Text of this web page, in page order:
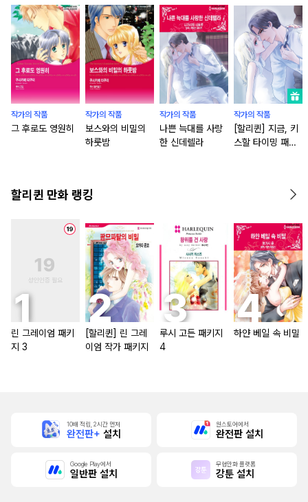
작가의 작품
그 후로도 영원히
작가의 작품
보스와의 비밀의
하룻밤
작가의 작품
나쁜 늑대를 사랑
한 신데렐라
작가의 작품
[할리퀸] 지금, 키
스할 타이밍 패키
할리퀸 만화 랭킹
린 그레이엄 패키
지 3
[할리퀸] 린 그레
이엄 작가 패키지
루시 고든 패키지
4
하얀 베일 속 비밀
10배 적립, 2시간 먼저
완전판+ 설치
원스토어에서
완전판 설치
Google Play에서
일반판 설치
무협만화 플랫폼
강툰 설치